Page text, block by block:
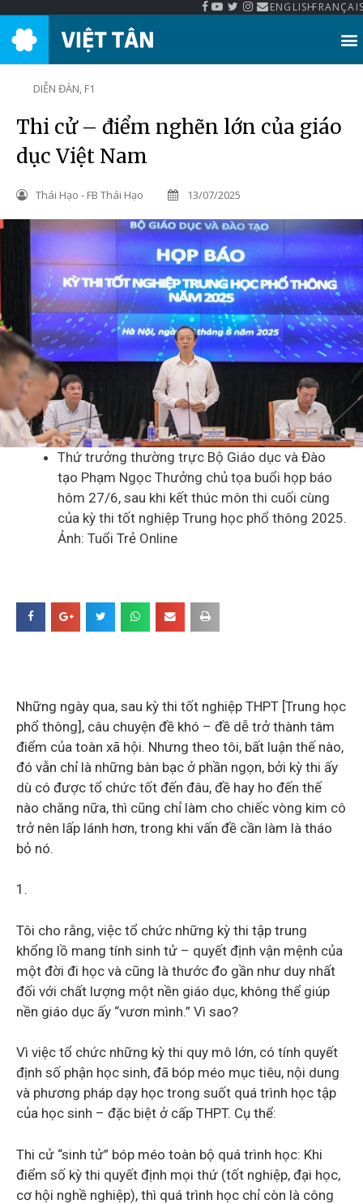
ENGLISH
DIỄN ĐÀN, F1
Thi cử – điểm nghẽn lớn của giáo
dục Việt Nam
Thái Hạo - FB Thái Hạo 13/07/2025
Thứ trưởng thường trực Bộ Giáo dục và Đào
tạo Phạm Ngọc Thưởng chủ tọa buổi họp báo
hôm 27/6, sau khi kết thúc môn thi cuối cùng
của kỳ thi tốt nghiệp Trung học phổ thông 2025.
Ảnh: Tuổi Trẻ Online
Những ngày qua, sau kỳ thi tốt nghiệp THPT [Trung học
phổ thông], câu chuyện đề khó – đề dễ trở thành tâm
điểm của toàn xã hội. Nhưng theo tôi, bất luận thế nào,
đó vẫn chỉ là những bàn bạc ở phần ngọn, bởi kỳ thi ấy
dù có được tổ chức tốt đến đâu, đề hay ho đến thế
nào chăng nữa, thì cũng chỉ làm cho chiếc vòng kim cô
trở nên lấp lánh hơn, trong khi vấn đề cần làm là tháo
bỏ nó.
1.
Tôi cho rằng, việc tổ chức những kỳ thi tập trung
khổng lồ mang tính sinh tử – quyết định vận mệnh của
một đời đi học và cũng là thước đo gần như duy nhất
đối với chất lượng một nền giáo dục, không thể giúp
nền giáo dục ấy “vươn mình.” Vì sao?
Vì việc tổ chức những kỳ thi quy mô lớn, có tính quyết
định số phận học sinh, đã bóp méo mục tiêu, nội dung
và phương pháp dạy học trong suốt quá trình học tập
của học sinh – đặc biệt ở cấp THPT. Cụ thể:
Thi cử “sinh tử” bóp méo toàn bộ quá trình học: Khi
điểm số kỳ thi quyết định mọi thứ (tốt nghiệp, đại học,
cơ hội nghề nghiệp), thì quá trình học chỉ còn là công